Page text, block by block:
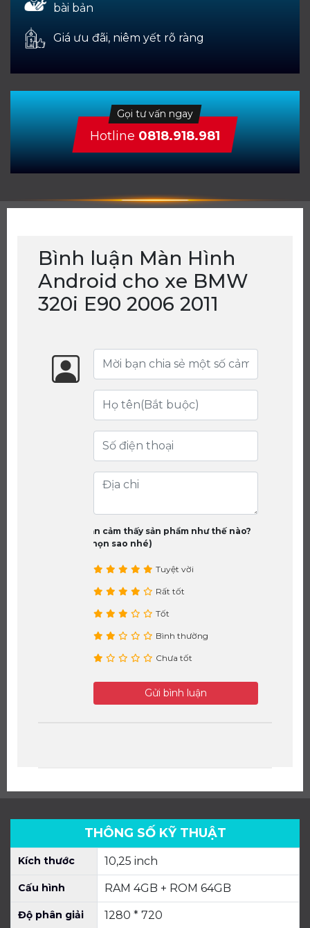
bài bản
Giá ưu đãi, niêm yết rõ ràng
Gọi tư vấn ngay
Hotline 0818.918.981
Bình luận Màn Hình
Android cho xe BMW
320i E90 2006 2011
Bạn cảm thấy sản phẩm như thế nào?
(chọn sao nhé)
Tuyệt vời
Rất tốt
Tốt
Bình thường
Chưa tốt
Gửi bình luận
THÔNG SỐ KỸ THUẬT
Kích thước 10,25 inch
Cấu hình RAM 4GB + ROM 64GB
Độ phân giải 1280 * 720